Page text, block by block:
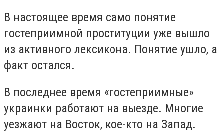
В настоящее время само понятие
гостеприимной проституции уже вышло
из активного лексикона. Понятие ушло, а
факт остался.
В последнее время «гостеприимные»
украинки работают на выезде. Многие
уезжают на Восток, кое-кто на Запад.